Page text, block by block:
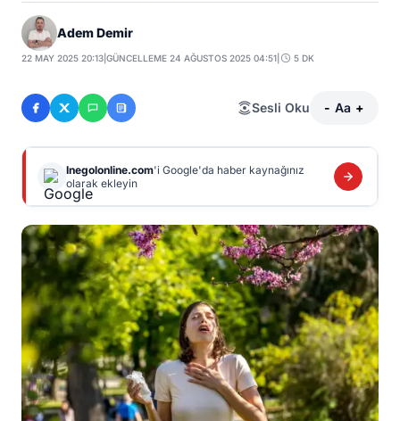
Adem Demir
22 MAY 2025 20:13 |GÜNCELLEME 24 AĞUSTOS 2025 04:51 5 DK
Sesli Oku - Aa +
Inegolonline.com'i Google'da haber kaynağınız
olarak ekleyin